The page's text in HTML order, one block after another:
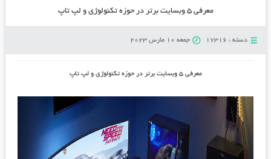
معرفی ۵ وبسایت برتر در حوزه تکنولوژی و لپ تاپ
دسته : 17316 جمعه 10 مارس 2023
معرفی ۵ وبسایت برتر در حوزه تکنولوژی و لپ تاپ